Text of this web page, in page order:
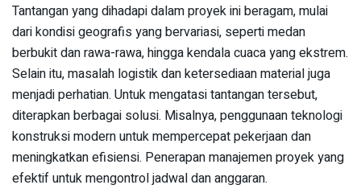
Tantangan yang dihadapi dalam proyek ini beragam, mulai
dari kondisi geografis yang bervariasi, seperti medan
berbukit dan rawa-rawa, hingga kendala cuaca yang ekstrem.
Selain itu, masalah logistik dan ketersediaan material juga
menjadi perhatian. Untuk mengatasi tantangan tersebut,
diterapkan berbagai solusi. Misalnya, penggunaan teknologi
konstruksi modern untuk mempercepat pekerjaan dan
meningkatkan efisiensi. Penerapan manajemen proyek yang
efektif untuk mengontrol jadwal dan anggaran.